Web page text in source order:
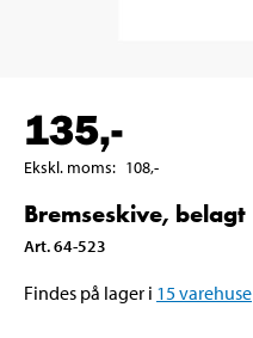
135,-
Ekskl. moms: 108,-
Bremseskive, belagt
Art.64-523
Findes på lager i 15varehuse